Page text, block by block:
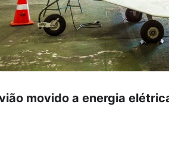
movido a energia